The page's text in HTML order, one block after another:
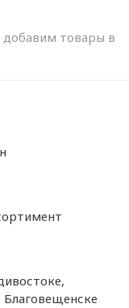
добавим товары в